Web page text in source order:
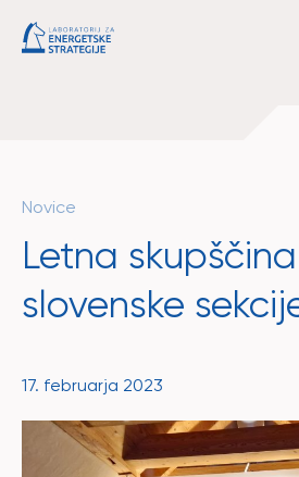
Novice
Letna skupščina
slovenske
17. februarja 2023